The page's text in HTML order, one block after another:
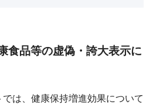
食品等の虚偽・誇大表示に
は、健康保持増進効果について